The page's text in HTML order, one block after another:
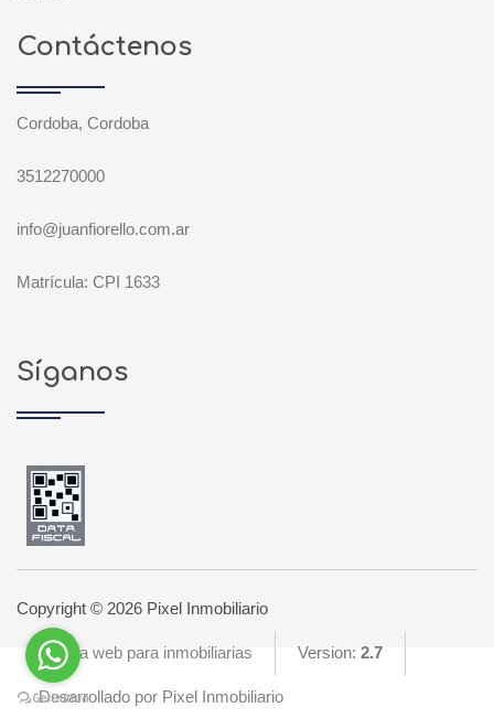
Contáctenos
Cordoba, Cordoba
3512270000
info@juanfiorello.com.ar
Matrícula: CPI 1633
Síganos
Copyright © 2026 Pixel Inmobiliario
Página web para inmobiliarias Version: 2.7
Desarrollado por Pixel Inmobiliario